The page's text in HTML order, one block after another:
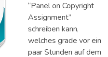
“Panel on Copyright
Assignment”
schreiben kann,
welches grade vor ein
paar Stunden auf dem